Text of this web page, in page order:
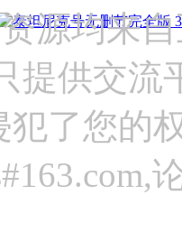
源均来
提供交流
犯了您的